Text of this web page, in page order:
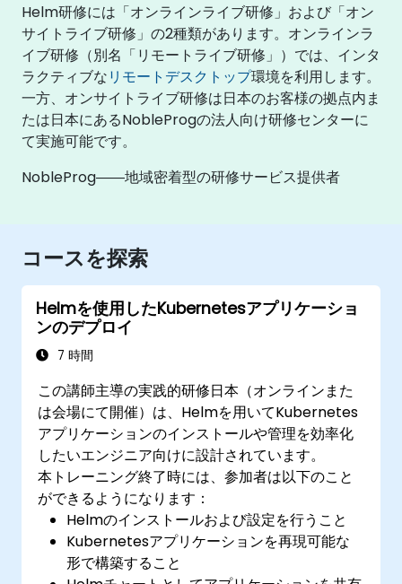
Helm研修には「オンラインライブ研修」および「オン
サイトライブ研修」の2種類があります。オンラインラ
イブ研修（別名「リモートライブ研修」）では、インタ
ラクティブなリモートデスクトップ環境を利用します。
一方、オンサイトライブ研修は日本のお客様の拠点内ま
たは日本にあるNobleProgの法人向け研修センターに
て実施可能です。
NobleProg――地域密着型の研修サービス提供者
コースを探索
Helmを使用したKubernetesアプリケーショ
ンのデプロイ
7 時間
この講師主導の実践的研修日本（オンラインまた
は会場にて開催）は、Helmを用いてKubernetes
アプリケーションのインストールや管理を効率化
したいエンジニア向けに設計されています。
本トレーニング終了時には、参加者は以下のこと
ができるようになります：
Helmのインストールおよび設定を行うこと
Kubernetesアプリケーションを再現可能な
形で構築すること